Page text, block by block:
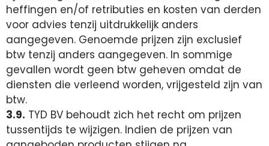
heffingen en/of retributies en kosten van derden
voor advies tenzij uitdrukkelijk anders
aangegeven. Genoemde prijzen zijn exclusief
btw tenzij anders aangegeven. In sommige
gevallen wordt geen btw geheven omdat de
diensten die verleend worden, vrijgesteld zijn van
btw.
3.9. TYD BV behoudt zich het recht om prijzen
tussentijds te wijzigen. Indien de prijzen van